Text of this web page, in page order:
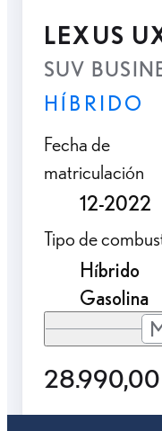
LEXUS
SUV
HÍBRIDO
Fecha de
matriculación
12-2022
Tipo de
Híbrido
Gasolina